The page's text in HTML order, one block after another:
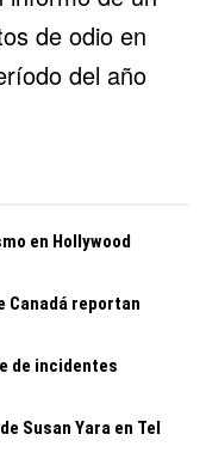
de odio en
del año
en Hollywood
Canadá reportan
de incidentes
Susan Yara en Tel